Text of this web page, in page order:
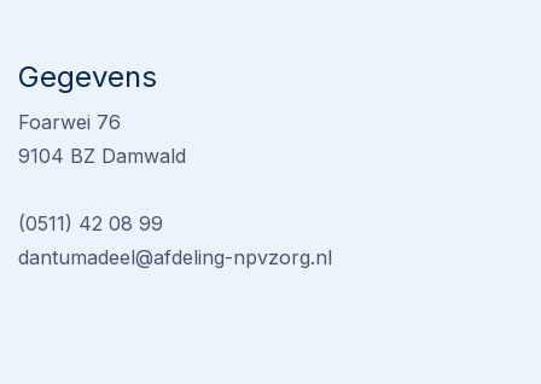
Gegevens
Foarwei 76
9104 BZ Damwald
(0511) 42 08 99
dantumadeel@afdeling-npvzorg.nl